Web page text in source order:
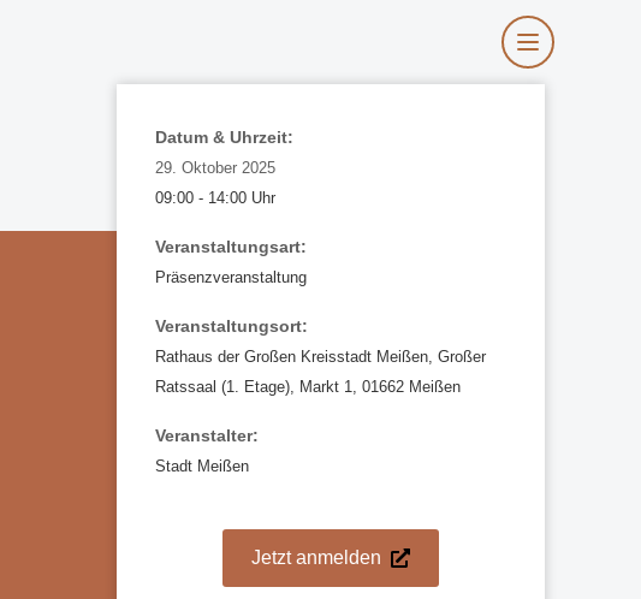
Datum & Uhrzeit:
29. Oktober 2025
09:00- 14:00 Uhr
Veranstaltungsart:
Präsenzveranstaltung
Veranstaltungsort:
Rathaus der Großen Kreisstadt Meißen, Großer
Ratssaal (1. Etage), Markt 1, 01662 Meißen
Veranstalter:
Stadt Meißen
Jetzt anmelden